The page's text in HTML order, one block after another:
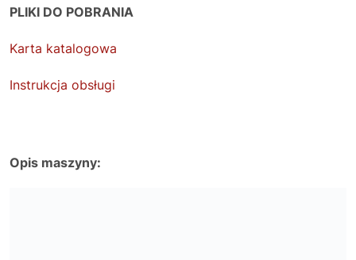
PLIKI DO POBRANIA
Karta katalogowa
Instrukcja obsługi
Opis maszyny: